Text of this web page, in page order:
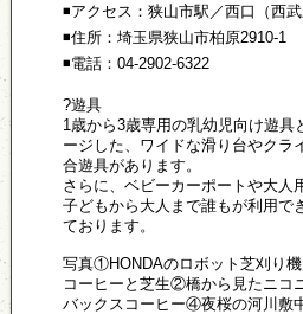
◾アクセス：狭山市駅／西口（西
◾住所：埼玉県狭山市柏原2910-1
◾電話：04-2902-6322
?遊具
1歳から3歳専用の乳幼児向け遊具
ージした、ワイドな滑り台やクラ
合遊具があります。
さらに、ベビーカーポートや大人
子どもから大人まで誰もが利用で
ております。
写真①HONDAのロボット芝刈り
コーヒーと芝生②橋から見たニコ
バックスコーヒー④夜桜の河川敷